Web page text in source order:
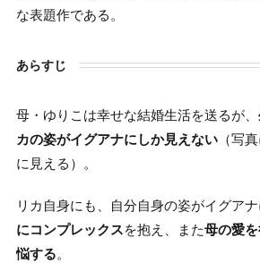
ドラマ版と原作の違い
な表題作である。
あらすじ
母・ゆりこは幸せな結婚生活を送るが、
カの姿がイグアナにしか見えない（写
に見える）。
リカ自身にも、自分自身の姿がイグアナ
にコンプレックスを抱え、また母の愛
悩する。